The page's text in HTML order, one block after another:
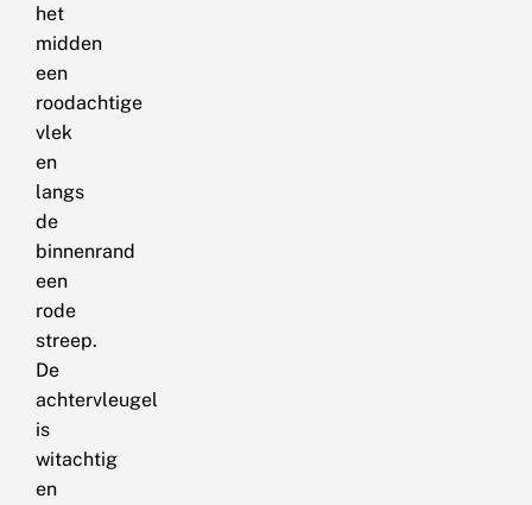
het
midden
een
roodachtige
vlek
en
langs
de
binnenrand
een
rode
streep.
De
achtervleugel
is
witachtig
en